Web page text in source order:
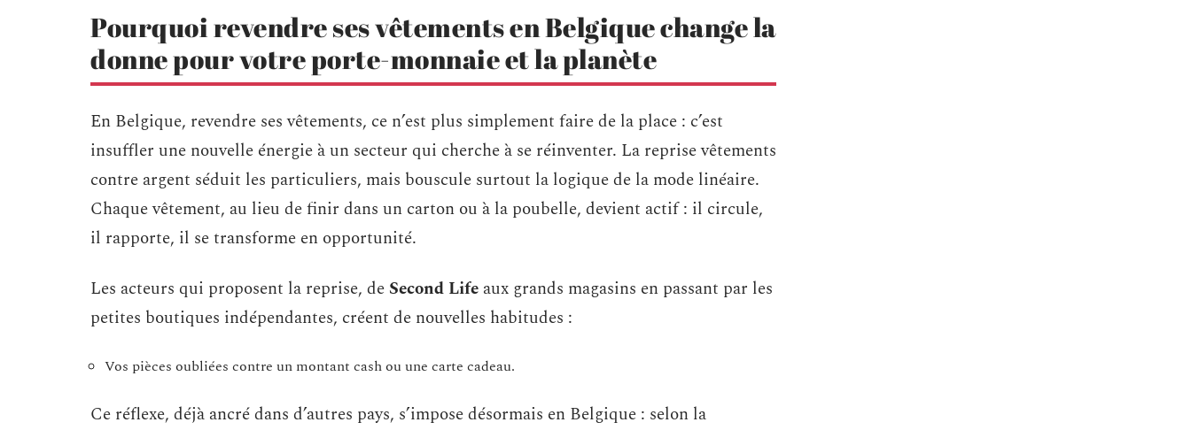
Pourquoi revendre ses vêtements en Belgique change la
donne pour votre porte-monnaie et la planète
En Belgique, revendre ses vêtements, ce n’est plus simplement faire de la place : c’est
insuffler une nouvelle énergie à un secteur qui cherche à se réinventer. La reprise vêtements
contre argent séduit les particuliers, mais bouscule surtout la logique de la mode linéaire.
Chaque vêtement, au lieu de finir dans un carton ou à la poubelle, devient actif : il circule,
il rapporte, il se transforme en opportunité.
Les acteurs qui proposent la reprise, de Second Life aux grands magasins en passant par les
petites boutiques indépendantes, créent de nouvelles habitudes :
Vos pièces oubliées contre un montant cash ou une carte cadeau.
Ce réflexe, déjà ancré dans d’autres pays, s’impose désormais en Belgique : selon la